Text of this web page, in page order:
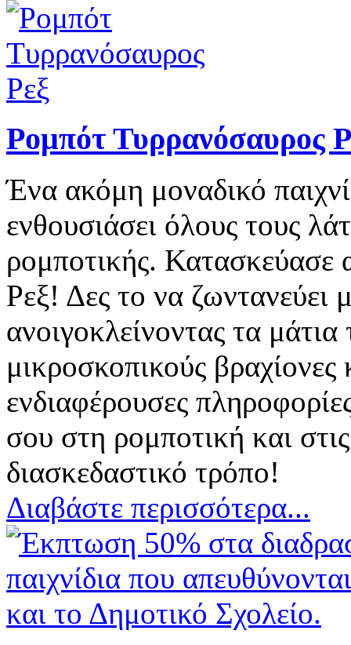
Ρομπότ Τυρρανόσαυρος
Ένα ακόμη μοναδικό
ενθουσιάσει όλους τους
ρομποτικής. Κατασκεύασε
Ρεξ! Δες το να ζωντανεύει
ανοιγοκλείνοντας τα
μικροσκοπικούς
ενδιαφέρουσες
σου στη ρομποτική και
διασκεδαστικό τρόπο!
Διαβάστε περισσότερα...